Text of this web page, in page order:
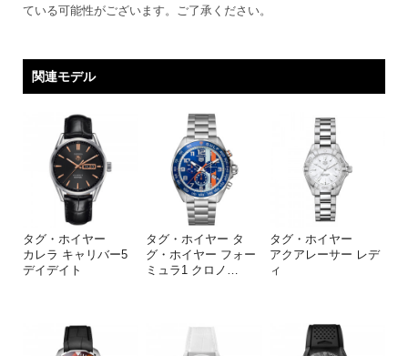
ている可能性がございます。ご了承ください。
関連モデル
タグ・ホイヤー
カレラ キャリバー5
デイデイト
タグ・ホイヤー タ
グ・ホイヤー フォー
ミュラ1 クロノ …
タグ・ホイヤー
アクアレーサー レデ
ィ